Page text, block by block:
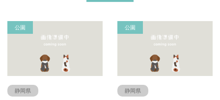
公園
静岡県
公園
静岡県